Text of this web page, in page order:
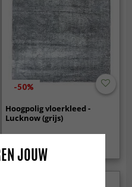
-50%
Hoogpolig vloerkleed -
Lucknow (grijs)
37.99 €
JOUW